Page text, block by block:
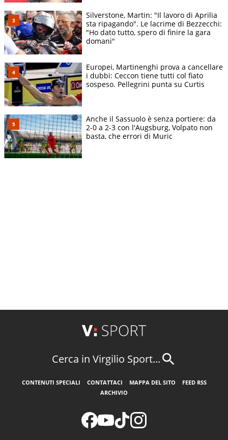
Silverstone, Martin: "Il lavoro di Aprilia
sta ripagando". Le lacrime di Bezzecchi:
"Ho dato tutto, spero di finire la gara
domani"
Europei, Martinenghi prova a cancellare
i dubbi: Ceccon tiene tutti col fiato
sospeso. Pellegrini punta su Curtis
Anche il Sassuolo è senza portiere: da
2-0 a 2-3 con l'Augsburg, Volpato non
basta, che errori di Muric
Cerca in Virgilio Sport...
CONTENUTI SPECIALI CONTATTACI MAPPA DEL SITO
FEED RSS
ARCHIVIO